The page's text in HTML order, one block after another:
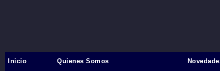
Inicio Quienes Somos